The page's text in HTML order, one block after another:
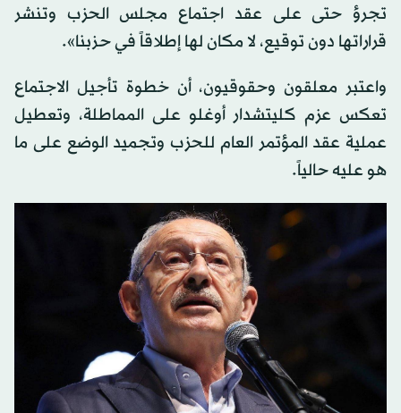
تجرؤ حتى على عقد اجتماع مجلس الحزب وتنشر
قراراتها دون توقيع، لا مكان لها إطلاقاً في حزبنا».
واعتبر معلقون وحقوقيون، أن خطوة تأجيل الاجتماع
تعكس عزم كليتشدار أوغلو على المماطلة، وتعطيل
عملية عقد المؤتمر العام للحزب وتجميد الوضع على ما
هو عليه حالياً.